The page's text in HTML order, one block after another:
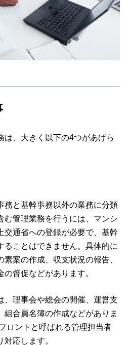
は、大きく以下の4つがあげら
務と基幹事務以外の業務に分類
む管理業務を行うには、マンシ
交通省への登録が必要で、基幹
ることはできません。具体的に
案の作成、収支状況の報告、
督促などがあります。
、理事会や総会の開催、運営支
組合員名簿の作成などがありま
ロントと呼ばれる管理担当者
応します。